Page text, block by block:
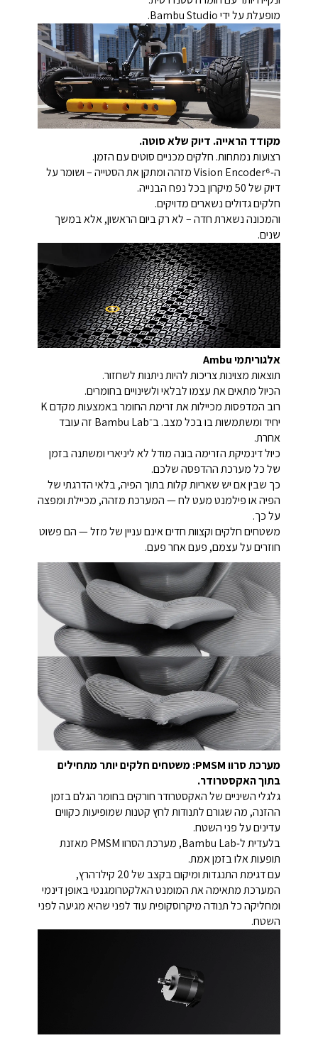
מופעלת על ידי Bambu Studio.
מקודד הראייה. דיוק שלא סוטה.
רצועות נמתחות. חלקים מכניים סוטים עם הזמן.
ה‑Vision Encoder⁶ מזהה ומתקן את הסטייה – ושומר על
דיוק של 50 מיקרון בכל נפח הבנייה.
חלקים גדולים נשארים מדויקים.
והמכונה נשארת חדה – לא רק ביום הראשון, אלא במשך
שנים.
אלגוריתמי Ambu
תוצאות מצוינות צריכות להיות ניתנות לשחזור.
הכיול מתאים את עצמו לבלאי ולשינויים בחומרים.
רוב המדפסות מכיילות את זרימת החומר באמצעות מקדם K
יחיד ומשתמשות בו בכל מצב. ב־Bambu Lab זה עובד
אחרת.
כיול דינמיקת הזרימה בונה מודל לא ליניארי ומשתנה בזמן
של כל מערכת ההדפסה שלכם.
כך שבין אם יש שאריות קלות בתוך הפיה, בלאי הדרגתי של
הפיה או פילמנט מעט לח — המערכת מזהה, מכיילת ומפצה
על כך.
משטחים חלקים וקצוות חדים אינם עניין של מזל — הם פשוט
חוזרים על עצמם, פעם אחר פעם.
מערכת סרוו PMSM: משטחים חלקים יותר מתחילים
בתוך האקסטרודר.
גלגלי השיניים של האקסטרודר חורקים בחומר הגלם בזמן
ההזנה, מה שגורם לתנודות לחץ קטנות שמופיעות כקווים
עדינים על פני השטח.
בלעדית ל‑Bambu Lab, מערכת הסרוו PMSM מאזנת
תופעות אלו בזמן אמת.
עם דגימת התנגדות ומיקום בקצב של 20 קילו־הרץ,
המערכת מתאימה את המומנט האלקטרומגנטי באופן דינמי
ומחליקה כל תנודה מיקרוסקופית עוד לפני שהיא מגיעה לפני
השטח.